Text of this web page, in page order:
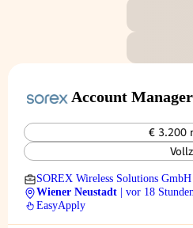
Account
€ 3.200
SOREX Wireless Solutions GmbH
Wiener Neustadt
| vor 18
EasyApply